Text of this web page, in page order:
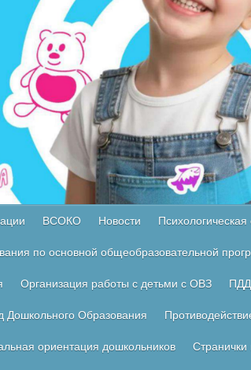
ВСОКО Новости
по основной общеобразовательной
Организация работы с детьми с ОВЗ ПДД
Дошкольного Образования
ориентация дошкольников Странички